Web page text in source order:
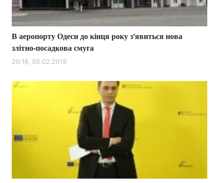
В аеропорту Одеси до кінця року з'явиться нова
злітно-посадкова смуга
20:16, 05.02.2019